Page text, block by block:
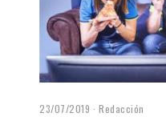
23/07/2019 Redacción